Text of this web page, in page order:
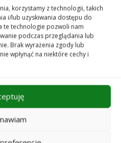
korzystamy z technologii, takich
i/lub uzyskiwania dostępu do
te technologie pozwoli nam
podczas przeglądania lub
Brak wyrażenia zgody lub
wpłynąć na niektóre cechy i
| Magdalena Wójcik-
głosem stanie się
artystycznym.
moc!
warsztatów.